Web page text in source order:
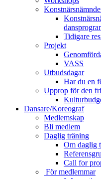
Tidigare
Projekt
VASS
Utbudsdagar
Har du en
Upprop för den
Dansare/Koreograf
Medlemskap
Bli medlem
Daglig träning
Om daglig
Call for
För medlemmar